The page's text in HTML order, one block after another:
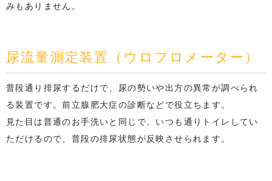
みもありません。
尿流量測定装置（ウロフロメーター）
普段通り排尿するだけで、尿の勢いや出方の異常が調べられ
る装置です。前立腺肥大症の診断などで役立ちます。
見た目は普通のお手洗いと同じで、いつも通りトイレしてい
ただけるので、普段の排尿状態が反映させられます。